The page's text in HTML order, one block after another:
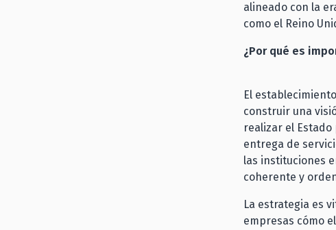
alineado con la
como el Reino
¿Por qué es
El
construir una
realizar el
entrega de
las instituciones
coherente y
La estrategia es
empresas cómo